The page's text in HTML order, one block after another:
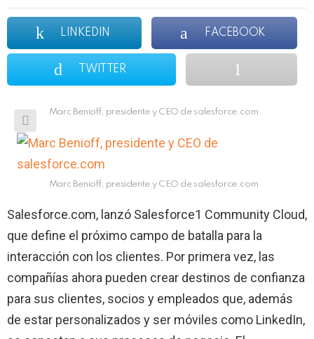
LINKEDIN FACEBOOK
TWITTER
Marc Benioff, presidente y CEO de salesforce.com
Marc Benioff, presidente y CEO de salesforce.com
Salesforce.com, lanzó Salesforce1 Community Cloud,
que define el próximo campo de batalla para la
interacción con los clientes. Por primera vez, las
compañías ahora pueden crear destinos de confianza
para sus clientes, socios y empleados que, además
de estar personalizados y ser móviles como LinkedIn,